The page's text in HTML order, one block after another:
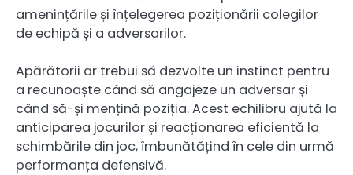
amenințările și înțelegerea poziționării colegilor
de echipă și a adversarilor.
Apărătorii ar trebui să dezvolte un instinct pentru
a recunoaște când să angajeze un adversar și
când să-și mențină poziția. Acest echilibru ajută la
anticiparea jocurilor și reacționarea eficientă la
schimbările din joc, îmbunătățind în cele din urmă
performanța defensivă.